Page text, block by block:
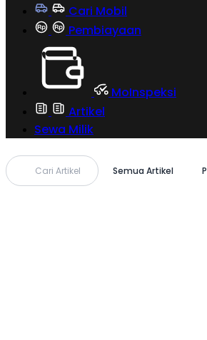
Cari Mobil
Pembiayaan
MoInspeksi
Artikel
Sewa Milik
Cari Artikel Semua Artikel